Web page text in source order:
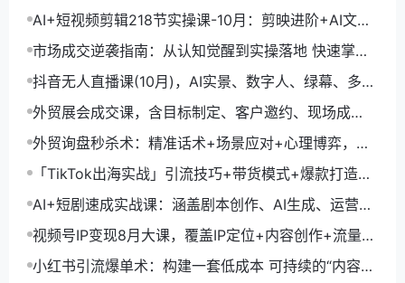
+剪映数字人，月入1.5万
AI+短视频剪辑218节实操课-10月：剪映进阶+AI文案
生成+账号运营，月入2万
市场成交逆袭指南：从认知觉醒到实操落地 快速掌握
市场开拓与成交核心能力
抖音无人直播课(10月)，AI实景、数字人、绿幕、多种
玩法、24小时自动盈利
外贸展会成交课，含目标制定、客户邀约、现场成
交，系统化SOP提升参展ROI
外贸询盘秒杀术：精准话术+场景应对+心理博弈，单
月询盘转化率提升200%
「TikTok出海实战」引流技巧+带货模式+爆款打造，
单月变现10万+秘籍
AI+短剧速成实战课：涵盖剧本创作、AI生成、运营变
现，单部剧收益破万
视频号IP变现8月大课，覆盖IP定位+内容创作+流量获
取+合规运营+商业转化
小红书引流爆单术：构建一套低成本 可持续的“内容-